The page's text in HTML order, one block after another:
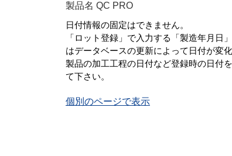
製品名 QC PRO
日付情報の固定はできません。
「ロット登録」で入力する「製造年月日
はデータベースの更新によって日付が変化
製品の加工工程の日付など登録時の日付
て下さい。
個別のページで表示